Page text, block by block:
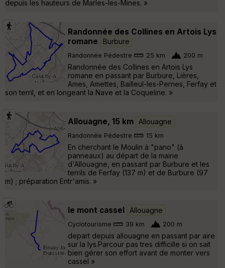
depuis les hauteurs de Marles-les-Mines. »
Randonnée des Collines en Artois Lys
romane
Burbure
Randonnée Pédestre 25 km 200 m
Randonnée des Collines en Artois Lys
romane en passant par Burbure, Lières,
Ames, Amettes, Bailleul-les-Pernes, Ferfay et
son terril, et en longeant la Nave et la Coqueline. »
Allouagne, 15 km Allouagne
Randonnée Pédestre 15 km
En cherchant le Moulin à "pano" (à
panneaux) au départ de la mairie
d'Allouagne, en passant par Burbure et les
terrils de Ferfay (137 m) et de Burbure (97
m) ; préparation Entr'amis. »
le mont cassel Allouagne
Cyclotourisme 39 km 200 m
depart depuis allouagne en passant par aire
sur la lys.Parcour pas tres difficille si on sait
bien gérer son effort avant de monter vers
cassel »